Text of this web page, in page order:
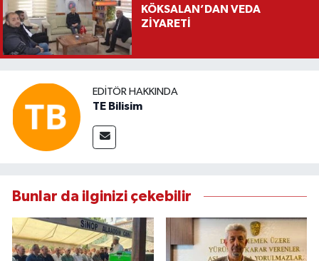
KÖKSALAN’DAN VEDA
ZİYARETİ
EDITÖR HAKKINDA
TE Bilisim
Bunlar da ilginizi çekebilir